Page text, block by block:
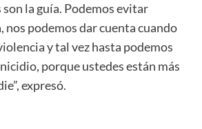
la guía. Podemos evitar
nos podemos dar cuenta cuando
y tal vez hasta podemos
porque ustedes están más
expresó.